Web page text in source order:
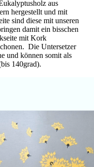
aus
hergestellt und mit
sind diese mit unseren
damit ein bisschen
mit Kork
Die Untersetzer
und können somit als
140grad).